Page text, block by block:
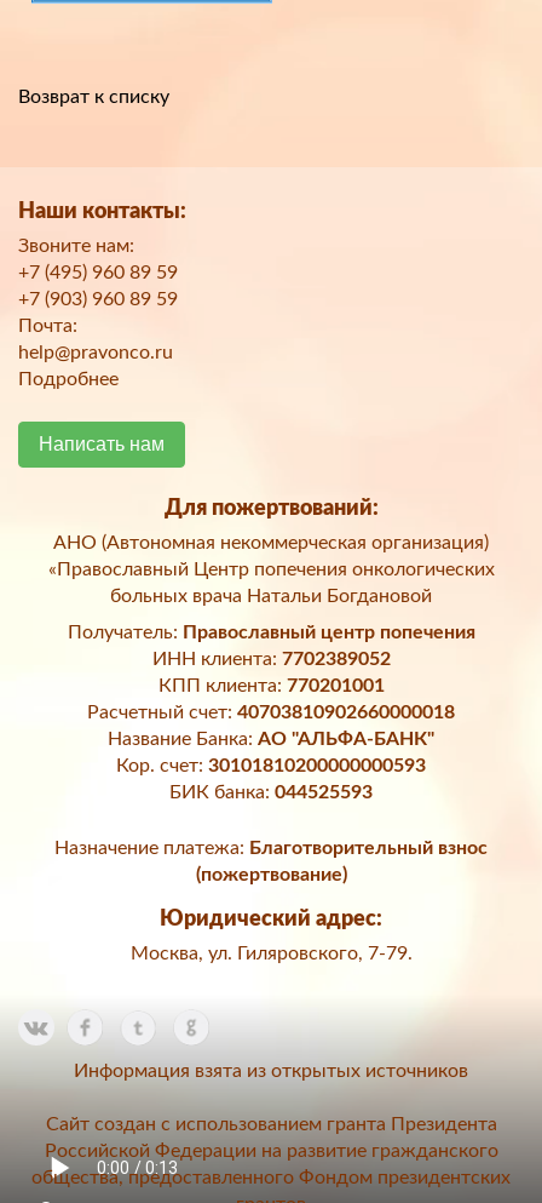
Возврат к списку
Наши контакты:
Звоните нам:
+7 (495) 960 89 59
+7 (903) 960 89 59
Почта:
help@pravonco.ru
Подробнее
Написать нам
Для пожертвований:
АНО (Автономная некоммерческая организация)
«Православный Центр попечения онкологических
больных врача Натальи Богдановой
Получатель: Православный центр попечения
ИНН клиента: 7702389052
КПП клиента: 770201001
Расчетный счет: 40703810902660000018
Название Банка: АО "АЛЬФА-БАНК"
Кор. счет: 30101810200000000593
БИК банка: 044525593
Назначение платежа: Благотворительный взнос
(пожертвование)
Юридический адрес:
Москва, ул. Гиляровского, 7-79.
Информация взята из открытых источников
Сайт создан с использованием гранта Президента
Российской Федерации на развитие гражданского
общества, предоставленного Фондом президентских